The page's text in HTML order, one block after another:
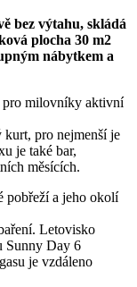
bez výtahu, skládá
plocha 30 m2
nábytkem a
pro milovníky aktivní
kurt, pro nejmenší je
je také bar,
měsících.
pobřeží a jeho okolí
Letovisko
Sunny Day 6
je vzdáleno